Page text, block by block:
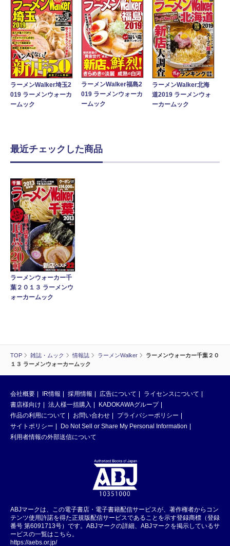
TOP 雑誌・ムック 情報誌 ラーメンWalker
ラーメンウォーカー千葉２０
１３ ラーメンウォーカームック
ラーメンWalker埼玉2
019 ラーメンウォーカ
ームック
ラーメンWalker福島2
019 ラーメンウォーカ
ームック
ラーメンWalker北海
道2019 ラーメンウォ
ーカームック
最近チェックした商品
ラーメンウォーカー千
葉２０１３ ラーメンウ
ォーカームック
会社概要 IR情報 採用情報 広告について
ライセンスについて
書店様向け
法人様一括購入
KADOKAWAグループ
作品の利用について
お問い合わせ
プライバシーポリシー
サイトポリシー
Do Not Sell or Share My Personal Information
利用者情報の外部送信について
ABJマークは、この電子書店・電子書籍配信サービスが、著作権者からコン
テンツ使用許諾を得た正規版配信サービスであることを示す登録商標（登録
番号 第6091713号）です。ABJマークの詳細、ABJマークを掲示しているサ
ービスの一覧はこちら。
https://aebs.or.jp/